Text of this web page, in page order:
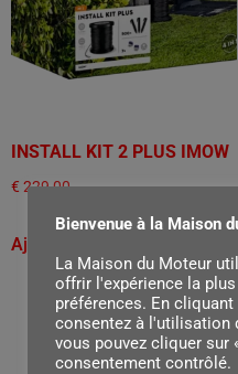
INSTALL KIT 2 PLUS IMOW
€ 229,00
Ajouter au panier
Bienvenue à la Maison
La Maison du Moteur
offrir l'expérience la
préférences. En cliquant
consentez à l'utilisation
vous pouvez cliquer sur
consentement contrôlé.